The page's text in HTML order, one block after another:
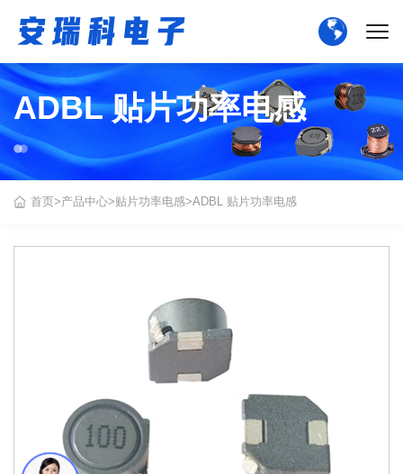
中文版
English
ADBL 贴片功率电感
首页>产品中心>贴片功率电感>ADBL 贴片功率电感